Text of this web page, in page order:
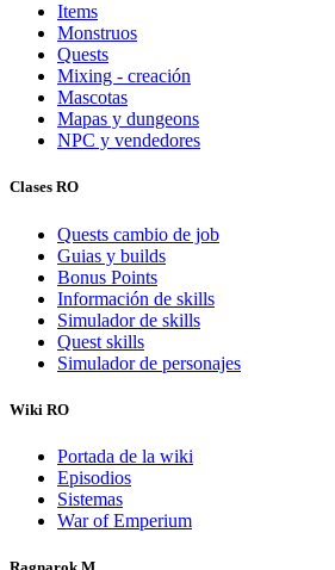
Items
Monstruos
Quests
Mixing - creación
Mascotas
Mapas y dungeons
NPC y vendedores
Clases RO
Quests cambio de job
Guias y builds
Bonus Points
Información de skills
Simulador de skills
Quest skills
Simulador de personajes
Wiki RO
Portada de la wiki
Episodios
Sistemas
War of Emperium